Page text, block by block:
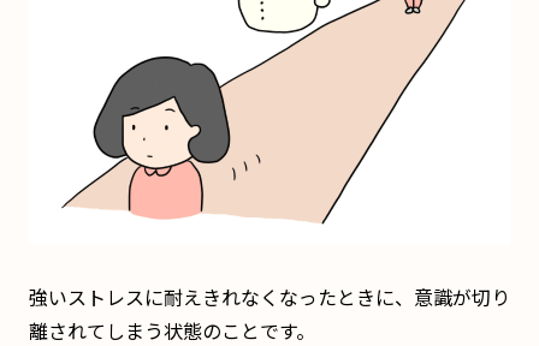
強いストレスに耐えきれなくなったときに、意識が切り
離されてしまう状態のことです。